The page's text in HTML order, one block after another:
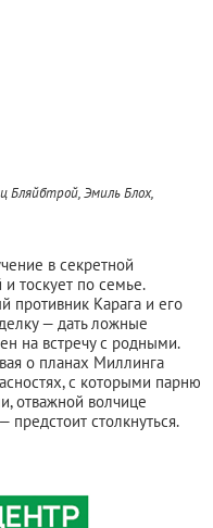
Бляйбтрой, Эмиль Блох,
в секретной
тоскует по семье.
Карага и его
— дать ложные
на встречу с родными.
о планах Миллинга
с которыми парню
отважной волчице
столкнуться.